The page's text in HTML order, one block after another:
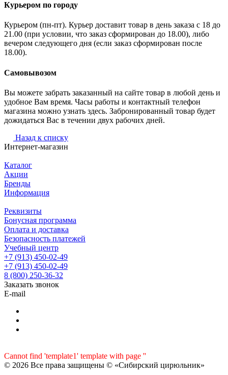
Курьером по городу
Курьером (пн-пт). Курьер доставит товар в день заказа с 18 до
21.00 (при условии, что заказ сформирован до 18.00), либо
вечером следующего дня (если заказ сформирован после
18.00).
Самовывозом
Вы можете забрать заказанный на сайте товар в любой день и
удобное Вам время. Часы работы и контактный телефон
магазина можно узнать здесь. Забронированный товар будет
дожидаться Вас в течении двух рабочих дней.
Назад к списку
Интернет-магазин
Каталог
Акции
Бренды
Информация
Реквизиты
Бонусная программа
Оплата и доставка
Безопасность платежей
Учебный центр
+7 (913) 450-02-49
+7 (913) 450-02-49
8 (800) 250-36-32
Заказать звонок
E-mail
Cannot find 'template1' template with page ''
© 2026 Все права защищены © «Сибирский цирюльник»